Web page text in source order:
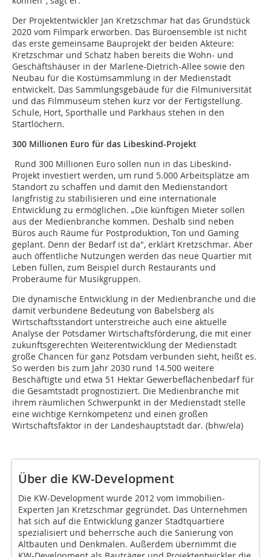
Der Projektentwickler Jan Kretzschmar hat das Grundstück
2020 vom Filmpark erworben. Das Büroensemble ist nicht
das erste gemeinsame Bauprojekt der beiden Akteure:
Kretzschmar und Schatz haben bereits die Wohn- und
Geschäftshäuser in der Marlene-Dietrich-Allee sowie den
Neubau für die Kostümsammlung in der Medienstadt
entwickelt. Das Sammlungsgebäude für die Filmuniversität
und das Filmmuseum stehen kurz vor der Fertigstellung.
Schule, Hort, Sporthalle und Parkhaus stehen in den
Startlöchern.
300 Millionen Euro für das Libeskind-Projekt
Rund 300 Millionen Euro sollen nun in das Libeskind-
Projekt investiert werden, um rund 5.000 Arbeitsplätze am
Standort zu schaffen und damit den Medienstandort
langfristig zu stabilisieren und eine internationale
Entwicklung zu ermöglichen. „Die künftigen Mieter sollen
aus der Medienbranche kommen. Deshalb sind neben
Büros auch Räume für Postproduktion, Ton und Gaming
geplant. Denn der Bedarf ist da", erklärt Kretzschmar. Aber
auch öffentliche Nutzungen werden das neue Quartier mit
Leben füllen, zum Beispiel durch Restaurants und
Proberäume für Musikgruppen.
Die dynamische Entwicklung in der Medienbranche und die
damit verbundene Bedeutung von Babelsberg als
Wirtschaftsstandort unterstreiche auch eine aktuelle
Analyse der Potsdamer Wirtschaftsförderung, die mit einer
zukunftsgerechten Weiterentwicklung der Medienstadt
große Chancen für ganz Potsdam verbunden sieht, heißt es.
So werden bis zum Jahr 2030 rund 14.500 weitere
Beschäftigte und etwa 51 Hektar Gewerbeflächenbedarf für
die Gesamtstadt prognostiziert. Die Medienbranche mit
ihrem räumlichen Schwerpunkt in der Medienstadt stelle
eine wichtige Kernkompetenz und einen großen
Wirtschaftsfaktor in der Landeshauptstadt dar. (bhw/ela)
Über die KW-Development
Die KW-Development wurde 2012 vom Immobilien-
Experten Jan Kretzschmar gegründet. Das Unternehmen
hat sich auf die Entwicklung ganzer Stadtquartiere
spezialisiert und beherrsche auch die Sanierung von
Altbauten und Denkmalen. Außerdem übernimmt die